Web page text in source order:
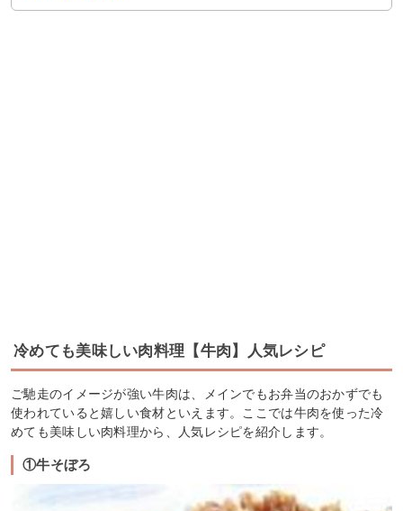
冷めても美味しい肉料理【牛肉】人気レシピ
ご馳走のイメージが強い牛肉は、メインでもお弁当のおかずでも
使われていると嬉しい食材といえます。ここでは牛肉を使った冷
めても美味しい肉料理から、人気レシピを紹介します。
①牛そぼろ